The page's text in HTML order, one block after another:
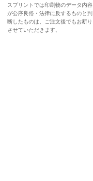
スプリントでは印刷物のデータ内容
が公序良俗・法律に反するものと判
断したものは、ご注文後でもお断り
させていただきます。